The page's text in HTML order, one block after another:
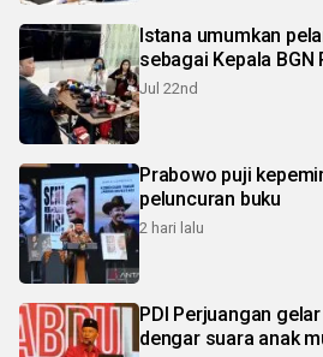
Istana umumkan
sebagai Kepala BGN
Jul 22nd
Prabowo puji
peluncuran buku
2 hari lalu
PDI Perjuangan
dengar suara anak